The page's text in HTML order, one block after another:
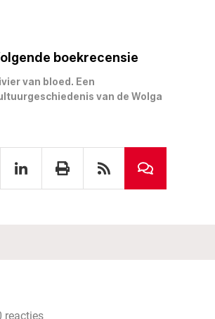
boekrecensie
van bloed. Een
van de Wolga